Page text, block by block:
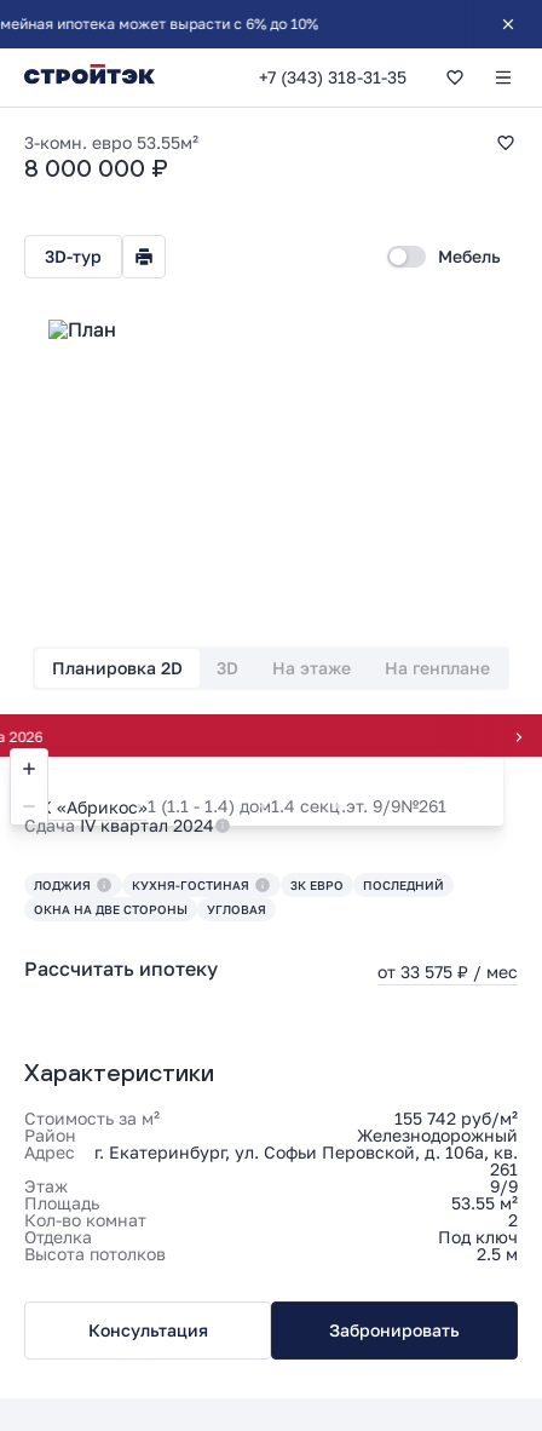
+7 (343) 318-31-35
2-комнатная
3-комн. евро 53.55м²
8 000 000 ₽
3D-тур Мебель
Планировка 2D 3D На этаже На генплане
ЖК «Абрикос»1 (1.1 - 1.4) дом1.4 секц.эт. 9/9№261
СдачаIV квартал 2024
ЛОДЖИЯ КУХНЯ-ГОСТИНАЯ 3К ЕВРО
ПОСЛЕДНИЙ
ОКНА НА ДВЕ СТОРОНЫ
УГЛОВАЯ
Рассчитать ипотеку от 33 575 ₽ / мес
Характеристики
Стоимость за м²
155 742 руб/м²
Район
Железнодорожный
Адрес
г. Екатеринбург, ул. Софьи Перовской, д. 106а, кв.
261
Этаж
9/9
Площадь
53.55 м²
Кол-во комнат
2
Отделка
Под ключ
Высота потолков
2.5 м
Консультация Забронировать